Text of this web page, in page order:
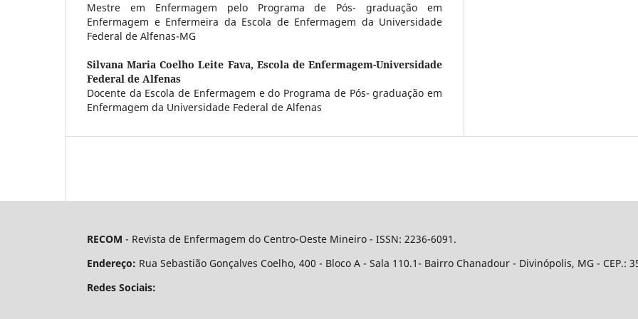
Mestre em Enfermagem pelo Programa de Pós- graduação em
Enfermagem e Enfermeira da Escola de Enfermagem da Universidade
Federal de Alfenas-MG
Silvana Maria Coelho Leite Fava, Escola de Enfermagem-Universidade
Federal de Alfenas
Docente da Escola de Enfermagem e do Programa de Pós- graduação em
Enfermagem da Universidade Federal de Alfenas
RECOM - Revista de Enfermagem do Centro-Oeste Mineiro - ISSN: 2236-6091.
Endereço: Rua Sebastião Gonçalves Coelho, 400 - Bloco A - Sala 110.1- Bairro Chanadour - Divinópolis, MG - CEP.:
Redes Sociais: